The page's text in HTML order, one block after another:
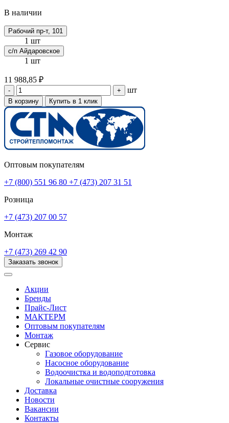
В наличии
Рабочий пр-т, 101
1 шт
с/п Айдаровское
1 шт
11 988,85 ₽
- + шт
В корзину Купить в 1 клик
Оптовым покупателям
+7 (800) 551 96 80 +7 (473) 207 31 51
Розница
+7 (473) 207 00 57
Монтаж
+7 (473) 269 42 90
Заказать звонок
Акции
Бренды
Прайс-Лист
МАКТЕРМ
Оптовым покупателям
Монтаж
Сервис
Газовое оборудование
Насосное оборудование
Водоочистка и водоподготовка
Локальные очистные сооружения
Доставка
Новости
Вакансии
Контакты